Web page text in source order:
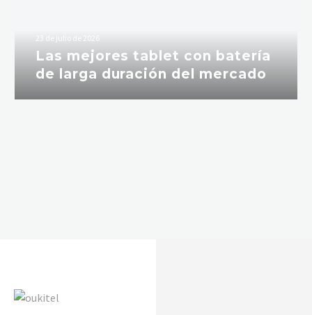
23 de julio de 2026
Las mejores tablet con batería
de larga duración del mercado